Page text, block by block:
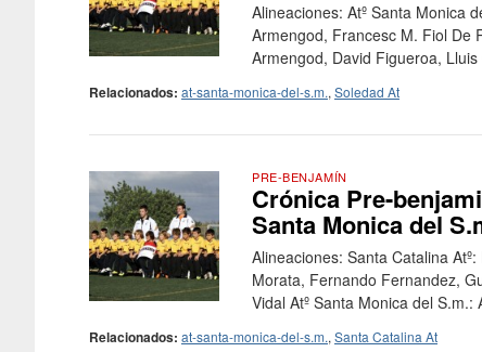
Alineaciones: Atº Santa Monica
Armengod, Francesc M. Fiol De
Armengod, David Figueroa,
Relacionados: at-santa-monica-del-s.m., Soledad At
PRE-BENJAMÍN
Crónica Pre-
Santa Monica del
Alineaciones: Santa Catalina
Morata, Fernando Fernandez,
Vidal Atº Santa Monica del
Relacionados: at-santa-monica-del-s.m., Santa Catalina At